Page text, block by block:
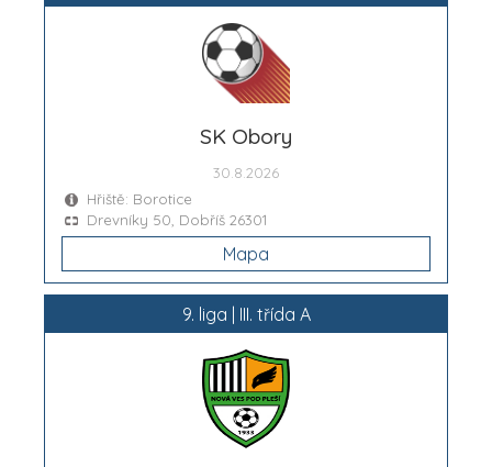
SK Obory
30.8.2026
Hřiště: Borotice
Drevníky 50, Dobříš 26301
Mapa
9. liga | III. třída A